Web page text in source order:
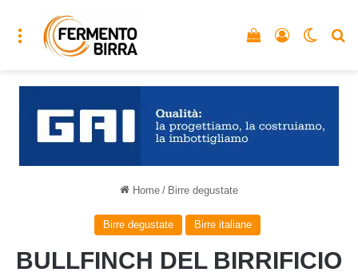
Menu Accedi
Vedi il carrello
Home / Birre degustate
Birre degustate Birre italiane
BULLFINCH DEL BIRRIFICIO